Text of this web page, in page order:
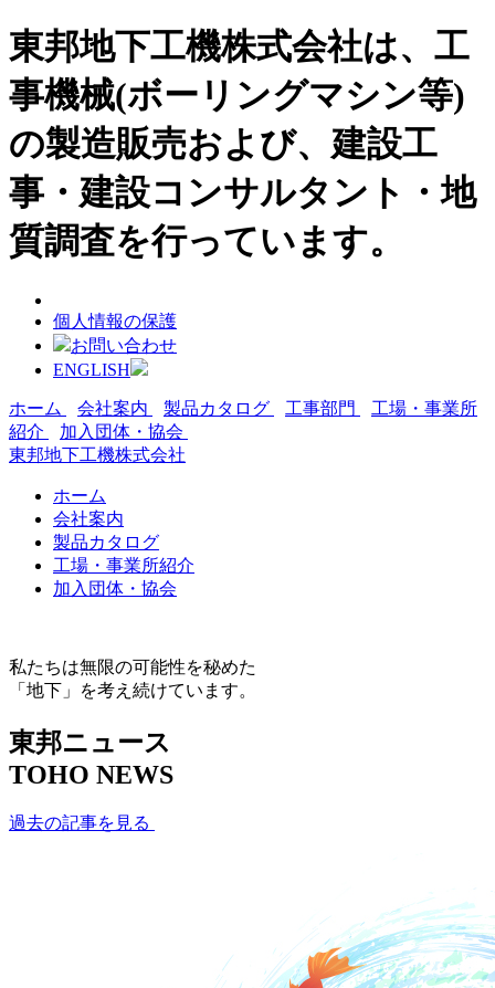
東邦地下工機株式会社は、工
事機械(ボーリングマシン等)
の製造販売および、建設工
事・建設コンサルタント・地
質調査を行っています。
個人情報の保護
お問い合わせ
ENGLISH
ホーム 会社案内 製品カタログ 工事部門
工場・事業所
紹介
加入団体・協会
東邦地下工機株式会社
ホーム
会社案内
製品カタログ
工場・事業所紹介
加入団体・協会
私たちは無限の可能性を秘めた
「地下」を考え続けています。
東邦ニュース
TOHO NEWS
過去の記事を見る